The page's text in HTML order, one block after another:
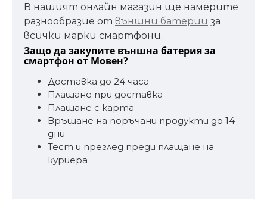
В нашият онлайн магазин ще намерите
разнообразие от външни батерии за
всички марки смартфони.
Защо да закупите външна батерия за
смартфон от Мовен?
Доставка до 24 часа
Плащане при доставка
Плащане с карта
Връщане на поръчани продукти до 14
дни
Тест и преглед преди плащане на
куриера